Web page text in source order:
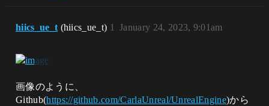
hiics_ue_t (hiics_ue_t) January 24, 2023, 9:01am
1
画像のように、
Github(https://github.com/CarlaUnreal/UnrealEngine)から